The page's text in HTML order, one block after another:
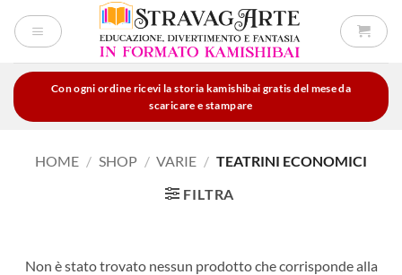
Con ogni ordine ricevi la storia kamishibai gratis del mese da
scaricare e stampare
HOME / SHOP / VARIE / TEATRINI ECONOMICI
FILTRA
Non è stato trovato nessun prodotto che corrisponde alla